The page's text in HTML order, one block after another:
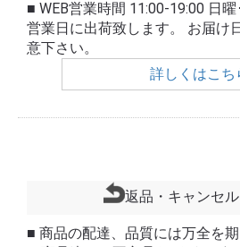
■ WEB営業時間 11:00-19:00 日
営業日に出荷致します。 お届け
意下さい。
詳しくはこち
返品・キャンセ
■ 商品の配達、品質には万全を